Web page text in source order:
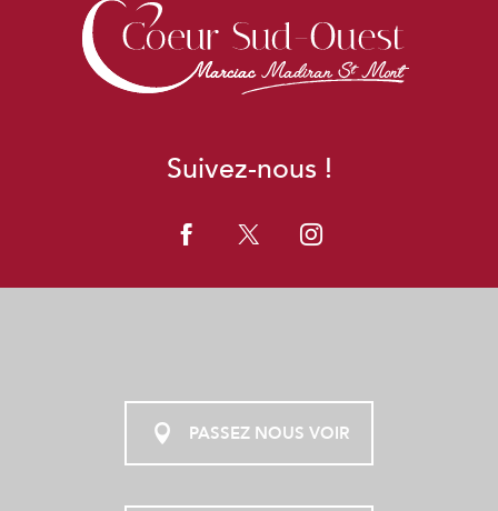
BALADE OENO-LUDIQUE AU DOMAINE DE BILÉ
VISITE GUIDÉE DE MADIRAN
VISITE GUIDÉE DE MARCIAC
Fabrique ta canne et pêche
Aquarelles au bord de l'eau
L'Adour en canoë-kayak
Balade Cistude et Adour
Soirée guinguette au Domaine Rey
Suivez-nous !
PASSEZ NOUS VOIR